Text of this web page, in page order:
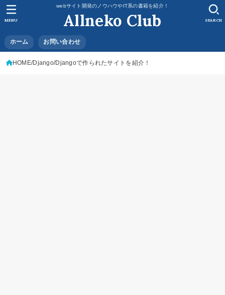
webサイト開発のノウハウやIT系の書籍を紹介！
Allneko Club
ホーム お問い合わせ
SEARCH
MENU
HOME Django Djangoで作られたサイトを紹介！